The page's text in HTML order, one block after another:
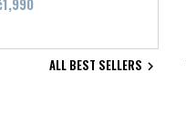
ALL BEST SELLERS 